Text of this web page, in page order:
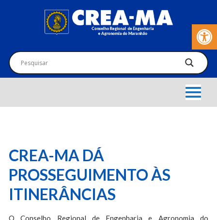
Barra de
CREA-MA DÁ
PROSSEGUIMENTO ÀS
ITINERÂNCIAS
O Conselho Regional de Engenharia e Agronomia do